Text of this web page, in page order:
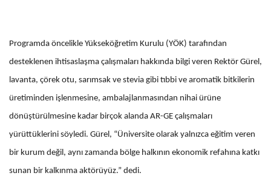
Programda öncelikle Yükseköğretim Kurulu (YÖK) tarafından
desteklenen ihtisaslaşma çalışmaları hakkında bilgi veren Rektör Gürel,
lavanta, çörek otu, sarımsak ve stevia gibi tıbbi ve aromatik bitkilerin
üretiminden işlenmesine, ambalajlanmasından nihai ürüne
dönüştürülmesine kadar birçok alanda AR-GE çalışmaları
yürüttüklerini söyledi. Gürel, “Üniversite olarak yalnızca eğitim veren
bir kurum değil, aynı zamanda bölge halkının ekonomik refahına katkı
sunan bir kalkınma aktörüyüz.” dedi.